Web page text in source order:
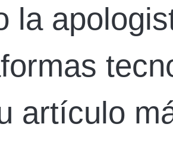
la
artículo